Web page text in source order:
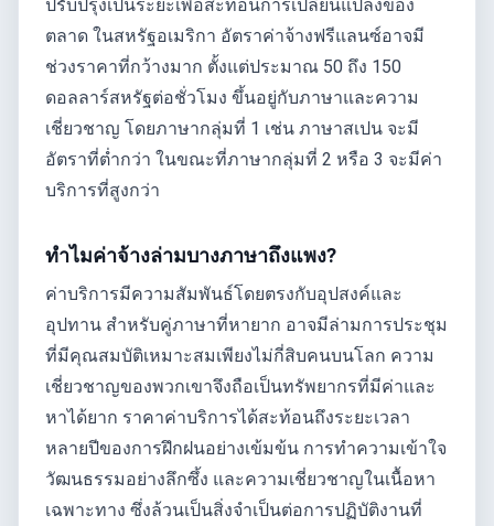
ปรับปรุงเป็นระยะเพื่อสะท้อนการเปลี่ยนแปลงของ
ตลาด ในสหรัฐอเมริกา อัตราค่าจ้างฟรีแลนซ์อาจมี
ช่วงราคาที่กว้างมาก ตั้งแต่ประมาณ 50 ถึง 150
ดอลลาร์สหรัฐต่อชั่วโมง ขึ้นอยู่กับภาษาและความ
เชี่ยวชาญ โดยภาษากลุ่มที่ 1 เช่น ภาษาสเปน จะมี
อัตราที่ต่ำกว่า ในขณะที่ภาษากลุ่มที่ 2 หรือ 3 จะมีค่า
บริการที่สูงกว่า
ทำไมค่าจ้างล่ามบางภาษาถึงแพง?
ค่าบริการมีความสัมพันธ์โดยตรงกับอุปสงค์และ
อุปทาน สำหรับคู่ภาษาที่หายาก อาจมีล่ามการประชุม
ที่มีคุณสมบัติเหมาะสมเพียงไม่กี่สิบคนบนโลก ความ
เชี่ยวชาญของพวกเขาจึงถือเป็นทรัพยากรที่มีค่าและ
หาได้ยาก ราคาค่าบริการได้สะท้อนถึงระยะเวลา
หลายปีของการฝึกฝนอย่างเข้มข้น การทำความเข้าใจ
วัฒนธรรมอย่างลึกซึ้ง และความเชี่ยวชาญในเนื้อหา
เฉพาะทาง ซึ่งล้วนเป็นสิ่งจำเป็นต่อการปฏิบัติงานที่